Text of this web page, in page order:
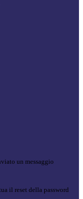
un messaggio
il reset della password